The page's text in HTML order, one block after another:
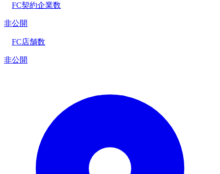
FC契約企業数
非公開
FC店舗数
非公開